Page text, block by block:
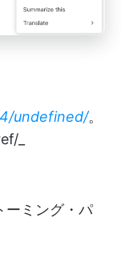
undefined/。
_
ーミング・パ